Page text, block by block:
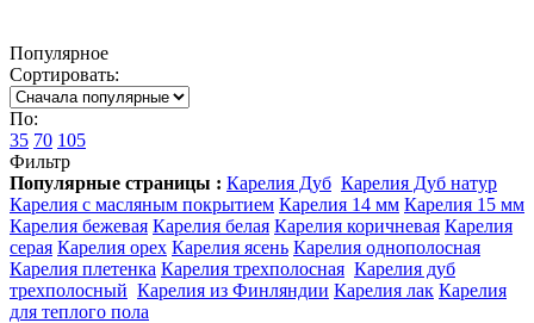
Популярное
Сортировать:
По:
35 70 105
Фильтр
Популярные страницы : Карелия Дуб Карелия Дуб натур
Карелия с масляным покрытием Карелия 14 мм Карелия 15 мм
Карелия бежевая Карелия белая Карелия коричневая Карелия
серая Карелия орех Карелия ясень Карелия однополосная
Карелия плетенка Карелия трехполосная Карелия дуб
трехполосный Карелия из Финляндии Карелия лак Карелия
для теплого пола